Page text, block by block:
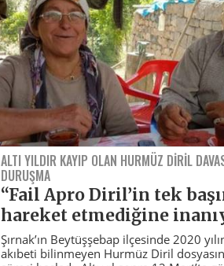
ALTI YILDIR KAYIP OLAN HURMÜZ DİRİL
DURUŞMA
“Fail Apro Diril’in tek
hareket etmediğine
Şırnak’ın Beytüşşebap ilçesinde 2020
akıbeti bilinmeyen Hurmüz Diril